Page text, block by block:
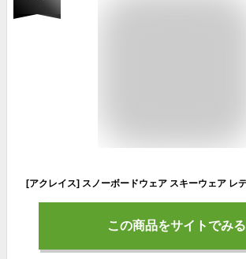
この商品をサイトでみる